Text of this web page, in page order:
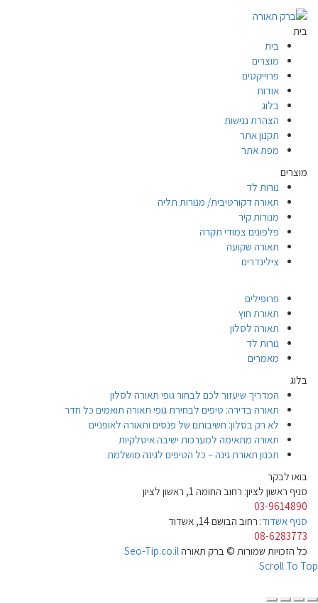
בית
בית
מוצרים
פרוייקטים
אודות
בלוג
הצהרת נגישות
תקנון אתר
מפת אתר
מוצרים
נורות לד
תאורה דקורטיבית/ מנורות תליה
מנורות קיר
פלפונים צמודי תקרה
תאורה שקועה
צילינדרים
פרופילים
תאורת חוץ
תאורה לסלון
נורות לד
מאמרים
בלוג
המדריך שיעזור לכם לבחור גופי תאורה לסלון
תאורה בדירה: טיפים לבחירת גופי תאורה תואמים כל חדר
לא רק בסלון: חשיבותם של פנסים ותאורה לאופניים
תאורה מתאימה למערכות ישיבה איטלקיות
תכנון תאורת גינה – כל הטיפים לגינה מושלמת
בואו לבקר
סניף ראשון לציון: רחוב החומה 1, ראשון לציון
03-9614890
סניף אשדוד: רחוב הבושם 14, אשדוד
08-6283773
כל הזכויות שמורות © ברק תאורהSeo-Tip.co.il
Scroll To Top